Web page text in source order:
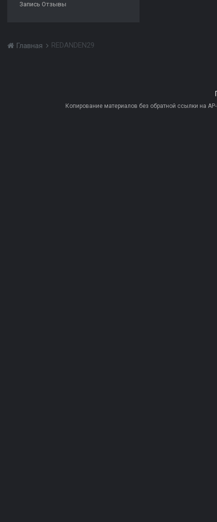
Запись Отзывы
Главная REDANDEN29
Копирование материалов без обратной ссылки на